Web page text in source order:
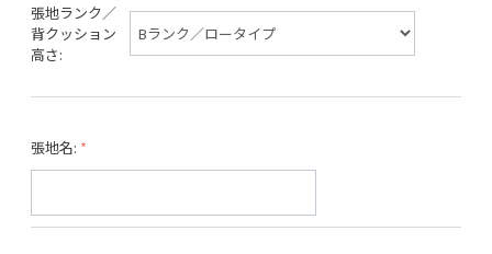
張地ランク／
背クッション
高さ:
張地名: